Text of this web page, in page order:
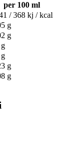
per 100 ml
/ 368 kj / kcal
g
g
g
g